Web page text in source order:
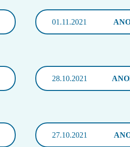
01.11.2021
28.10.2021
27.10.2021